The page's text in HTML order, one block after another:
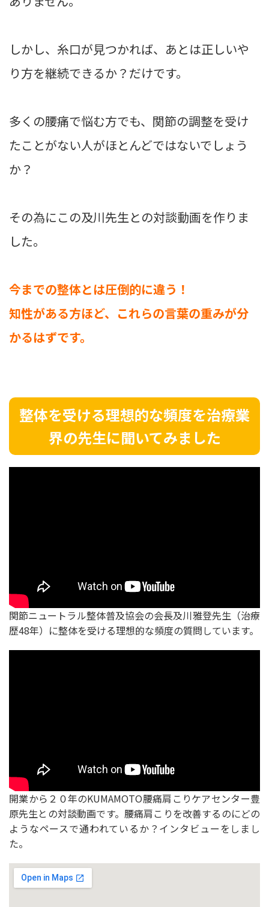
しかし、糸口が見つかれば、あとは正しいや
り方を継続できるか？だけです。
多くの腰痛で悩む方でも、関節の調整を受け
たことがない人がほとんどではないでしょう
か？
その為にこの及川先生との対談動画を作りま
した。
今までの整体とは圧倒的に違う！
知性がある方ほど、これらの言葉の重みが分
かるはずです。
整体を受ける理想的な頻度を治療業
界の先生に聞いてみました
関節ニュートラル整体普及協会の会長及川雅登先生（治療
歴48年）に整体を受ける理想的な頻度の質問しています。
開業から２０年のKUMAMOTO腰痛肩こりケアセンター豊
原先生との対談動画です。腰痛肩こりを改善するのにどの
ようなペースで通われているか？インタビューをしまし
た。